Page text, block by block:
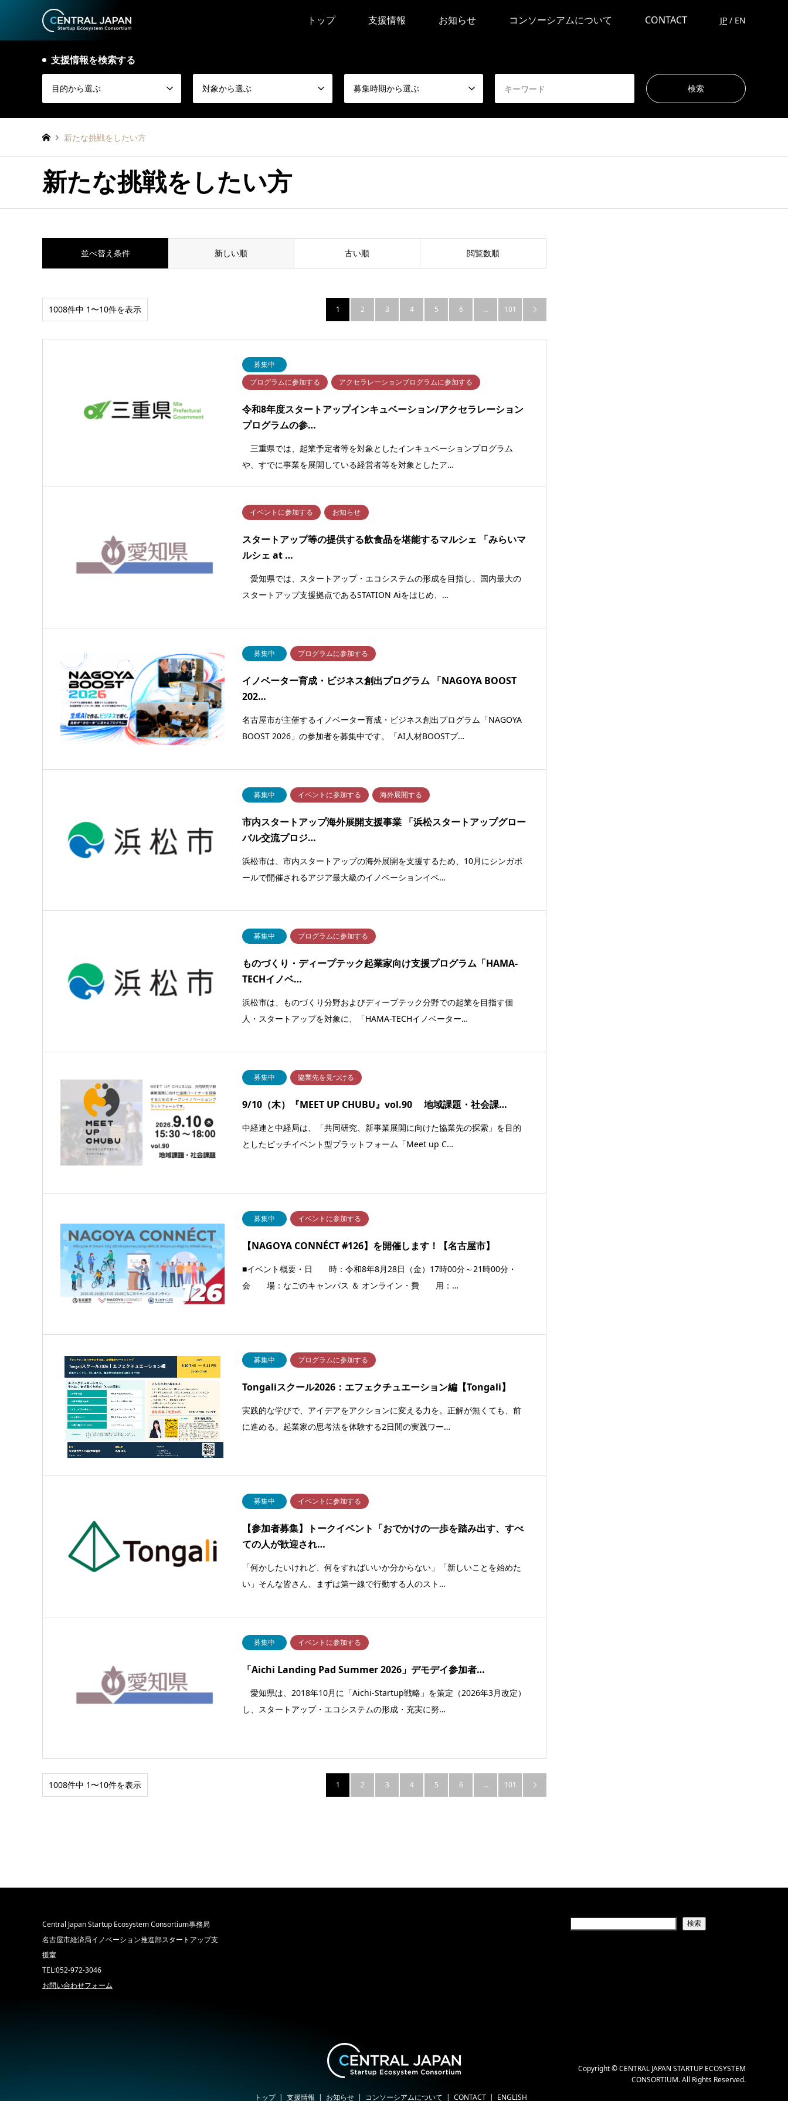
トップ 支援情報 お知らせ コンソーシアムについて CONTACT JP / EN
支援情報を検索する
目的から選ぶ 対象から選ぶ 募集時期から選ぶ
新たな挑戦をしたい方
新たな挑戦をしたい方
並べ替え条件 新しい順 古い順 閲覧数順
1008件中 1〜10件を表示 1 2 3 4 5 6 … 101 
募集中
プログラムに参加する
アクセラレーションプログラムに参加する
令和8年度スタートアップインキュベーション/アクセラレーション
プログラムの参…
三重県では、起業予定者等を対象としたインキュベーションプログラム
や、すでに事業を展開している経営者等を対象としたア…
イベントに参加する お知らせ
スタートアップ等の提供する飲食品を堪能するマルシェ 「みらいマ
ルシェ at …
愛知県では、スタートアップ・エコシステムの形成を目指し、国内最大の
スタートアップ支援拠点であるSTATION Aiをはじめ、…
募集中 プログラムに参加する
イノベーター育成・ビジネス創出プログラム 「NAGOYA BOOST
202…
名古屋市が主催するイノベーター育成・ビジネス創出プログラム「NAGOYA
BOOST 2026」の参加者を募集中です。「AI人材BOOSTプ…
募集中 イベントに参加する 海外展開する
市内スタートアップ海外展開支援事業 「浜松スタートアップグロー
バル交流プロジ…
浜松市は、市内スタートアップの海外展開を支援するため、10月にシンガポ
ールで開催されるアジア最大級のイノベーションイベ…
募集中 プログラムに参加する
ものづくり・ディープテック起業家向け支援プログラム「HAMA-
TECHイノベ…
浜松市は、ものづくり分野およびディープテック分野での起業を目指す個
人・スタートアップを対象に、「HAMA-TECHイノベーター…
募集中 協業先を見つける
9/10（木）『MEET UP CHUBU』vol.90 地域課題・社会課…
中経連と中経局は、「共同研究、新事業展開に向けた協業先の探索」を目的
としたピッチイベント型プラットフォーム「Meet up C…
募集中 イベントに参加する
【NAGOYA CONNÉCT #126】を開催します！【名古屋市】
■イベント概要・日 時：令和8年8月28日（金）17時00分～21時00分・
会 場：なごのキャンパス ＆ オンライン・費 用：…
募集中 プログラムに参加する
Tongaliスクール2026：エフェクチュエーション編【Tongali】
実践的な学びで、アイデアをアクションに変える力を。正解が無くても、前
に進める。起業家の思考法を体験する2日間の実践ワー…
募集中 イベントに参加する
【参加者募集】トークイベント「おでかけの一歩を踏み出す、すべ
ての人が歓迎され…
「何かしたいけれど、何をすればいいか分からない」「新しいことを始めた
い」そんな皆さん、まずは第一線で行動する人のスト…
募集中 イベントに参加する
「Aichi Landing Pad Summer 2026」デモデイ参加者…
愛知県は、2018年10月に「Aichi-Startup戦略」を策定（2026年3月改定）
し、スタートアップ・エコシステムの形成・充実に努…
1008件中 1〜10件を表示 1 2 3 4 5 6 … 101 
Central Japan Startup Ecosystem Consortium事務局
名古屋市経済局イノベーション推進部スタートアップ支
援室
TEL:052-972-3046
お問い合わせフォーム
検索
トップ 支援情報 お知らせ コンソーシアムについて CONTACT ENGLISH
Copyright©CENTRAL JAPAN STARTUP ECOSYSTEM
CONSORTIUM. All Rights Reserved.